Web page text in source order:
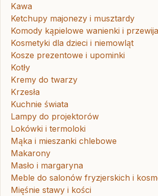
Kawa
Ketchupy majonezy i musztardy
Komody kąpielowe wanienki i
Kosmetyki dla dzieci i niemowląt
Kosze prezentowe i upominki
Kotły
Kremy do twarzy
Krzesła
Kuchnie świata
Lampy do projektorów
Lokówki i termoloki
Mąka i mieszanki chlebowe
Makarony
Masło i margaryna
Meble do salonów fryzjerskich i
Mięśnie stawy i kości